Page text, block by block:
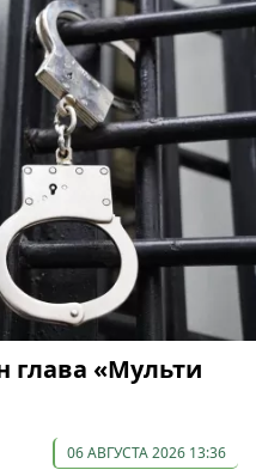
глава «Мульти
06 АВГУСТА 2026 13:36